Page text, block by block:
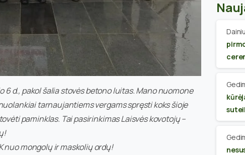
6 d., pakol šalia stovės betono luitas. Mano nuomone
tarnaujantiems vergams spręsti koks šioje
paminklas. Tai pasirinkimas Laisvės kovotojų –
nuo mongolų ir maskolių ordų!